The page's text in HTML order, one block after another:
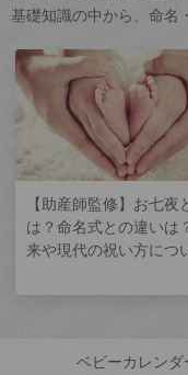
基礎知識の中から、命名
【助産師監修】お七夜
は？命名式との違いは
来や現代の祝い方につ
ベビーカレン